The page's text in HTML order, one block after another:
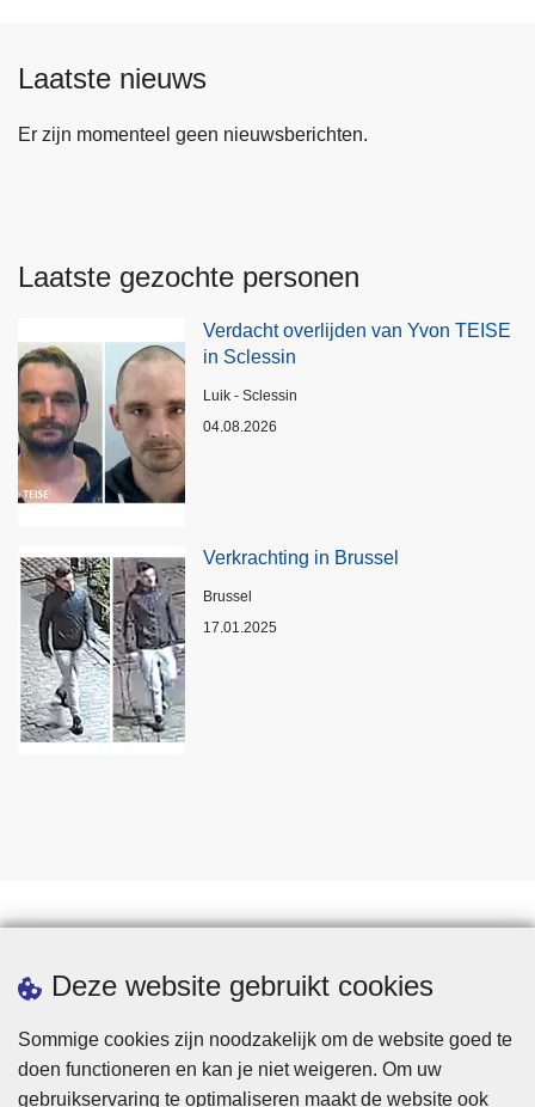
Deze website gebruikt cookies
Sommige cookies zijn noodzakelijk om de website goed te
doen functioneren en kan je niet weigeren. Om uw
gebruikservaring te optimaliseren maakt de website ook
Laatste nieuws
Er zijn momenteel geen nieuwsberichten.
Laatste gezochte personen
Verdacht overlijden van Yvon TEISE
in Sclessin
Plaats
Luik - Sclessin
04.08.2026
Verkrachting in Brussel
Plaats
Brussel
17.01.2025